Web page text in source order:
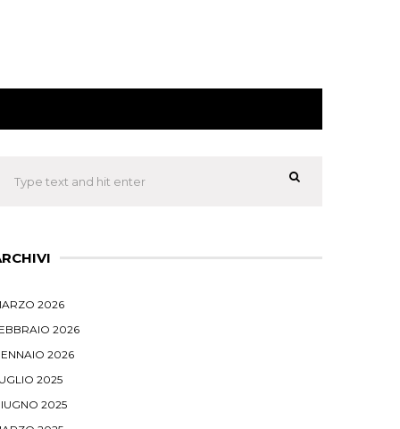
2026
2026
2026
2025
2025